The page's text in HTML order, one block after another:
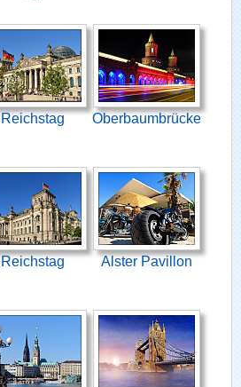
Reichstag Oberbaumbrücke
Reichstag Alster Pavillon